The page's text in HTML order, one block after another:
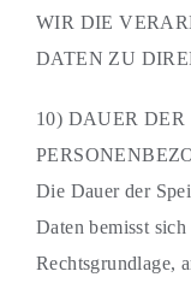
WIR DIE
DATEN ZU
10) DAUER
Die Dauer der
Daten bemisst
Rechtsgrundlage,